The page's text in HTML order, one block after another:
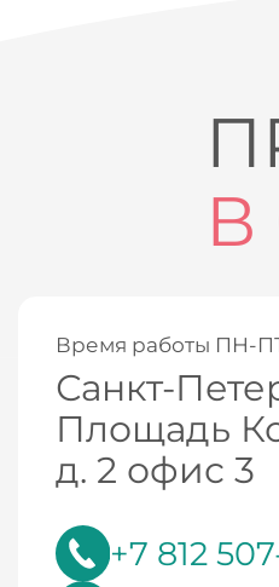
В
Время работы ПН-
Санкт-
Площадь
д. 2 офис 3
+7 812